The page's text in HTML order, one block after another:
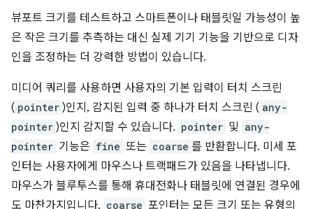
뷰포트 크기를 테스트하고 스마트폰이나 태블릿일 가능성이 높
은 작은 크기를 추측하는 대신 실제 기기 기능을 기반으로 디자
인을 조정하는 더 강력한 방법이 있습니다.
미디어 쿼리를 사용하면 사용자의 기본 입력이 터치 스크린
( pointer )인지, 감지된 입력 중 하나가 터치 스크린 ( any-
pointer )인지 감지할 수 있습니다. pointer 및 any-
pointer 기능은 fine 또는 coarse 를 반환합니다. 미세 포
인터는 사용자에게 마우스나 트랙패드가 있음을 나타냅니다.
마우스가 블루투스를 통해 휴대전화나 태블릿에 연결된 경우에
도 마찬가지입니다. coarse 포인터는 모든 크기 또는 유형의